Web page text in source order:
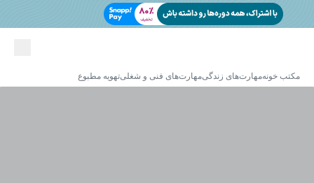
مکتب خونهمهارت‌های زندگیمهارت‌های فنی و شغلیتهویه مطبوع